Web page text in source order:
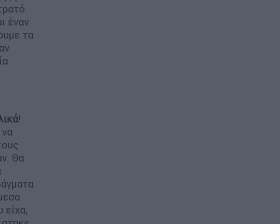
έναν
τα
!
Θα
είχα,